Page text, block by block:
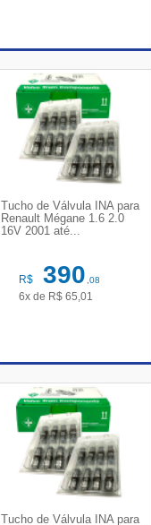
Tucho de Válvula INA para
Renault Mégane 1.6 2.0
16V 2001 até...
R$ 390,08
6x de R$ 65,01
Tucho de Válvula INA para